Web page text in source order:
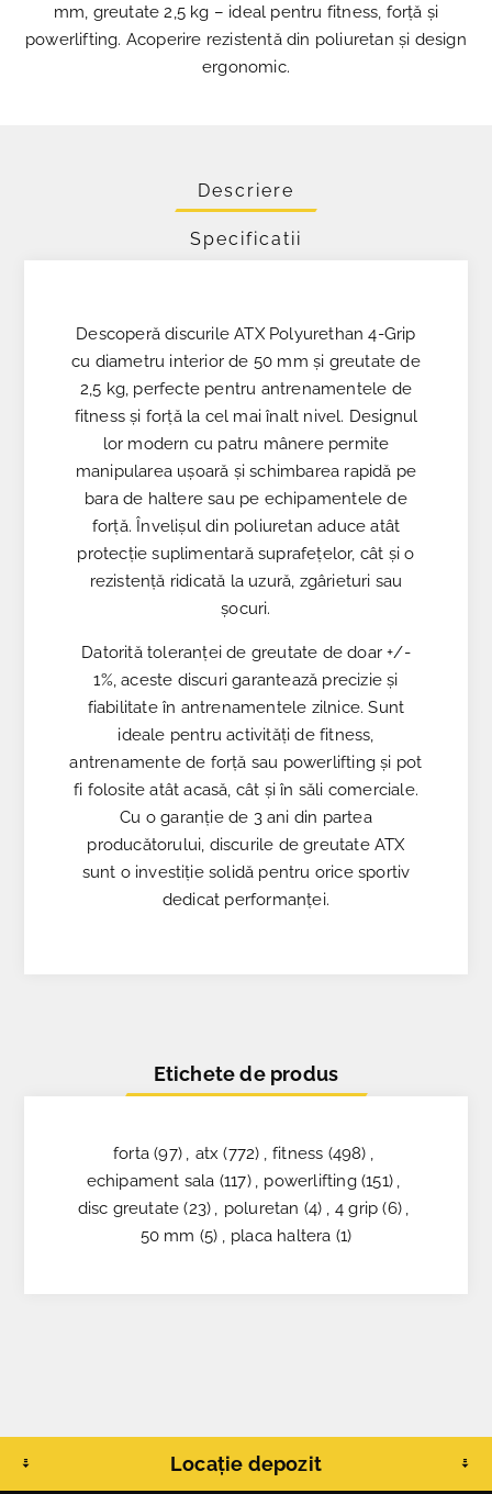
mm, greutate 2,5 kg – ideal pentru fitness, forță și
powerlifting. Acoperire rezistentă din poliuretan și design
ergonomic.
Descriere
Specificatii
Descoperă discurile ATX Polyurethan 4-Grip
cu diametru interior de 50 mm și greutate de
2,5 kg, perfecte pentru antrenamentele de
fitness și forță la cel mai înalt nivel. Designul
lor modern cu patru mânere permite
manipularea ușoară și schimbarea rapidă pe
bara de haltere sau pe echipamentele de
forță. Învelișul din poliuretan aduce atât
protecție suplimentară suprafețelor, cât și o
rezistență ridicată la uzură, zgârieturi sau
șocuri.
Datorită toleranței de greutate de doar +/-
1%, aceste discuri garantează precizie și
fiabilitate în antrenamentele zilnice. Sunt
ideale pentru activități de fitness,
antrenamente de forță sau powerlifting și pot
fi folosite atât acasă, cât și în săli comerciale.
Cu o garanție de 3 ani din partea
producătorului, discurile de greutate ATX
sunt o investiție solidă pentru orice sportiv
dedicat performanței.
Etichete de produs
forta (97) , atx (772) , fitness (498) ,
echipament sala (117) , powerlifting (151) ,
disc greutate (23) , poluretan (4) , 4 grip (6) ,
50 mm (5) , placa haltera (1)
Locație depozit